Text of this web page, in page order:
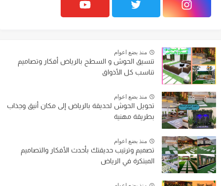
منذ بضع اعوام
تنسيق الحوش و السطح بالرياض أفكار وتصاميم
تناسب كل الأذواق
منذ بضع اعوام
تحويل الحوش لحديقة بالرياض إلى مكان أنيق وجذاب
بطريقة مهنية
منذ بضع اعوام
تصميم وترتيب حديقتك بأحدث الأفكار والتصاميم
المبتكرة في الرياض